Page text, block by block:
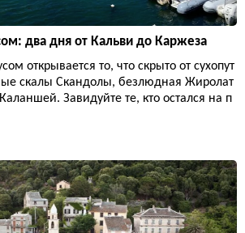
два дня от Кальви до Каржеза
открывается то, что скрыто от сухопут
скалы Скандолы, безлюдная Жиролат
Завидуйте те, кто остался на п